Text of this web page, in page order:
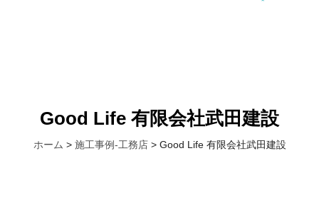
Good Life 有限会社武田建設
ホーム > 施工事例-工務店> Good Life 有限会社武田建設